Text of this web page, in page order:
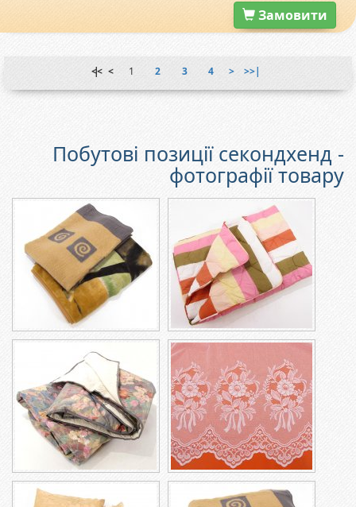
Замовити
|<< < 1 2 3 4 > >>|
Побутові позиції секондхенд -
фотографії товару